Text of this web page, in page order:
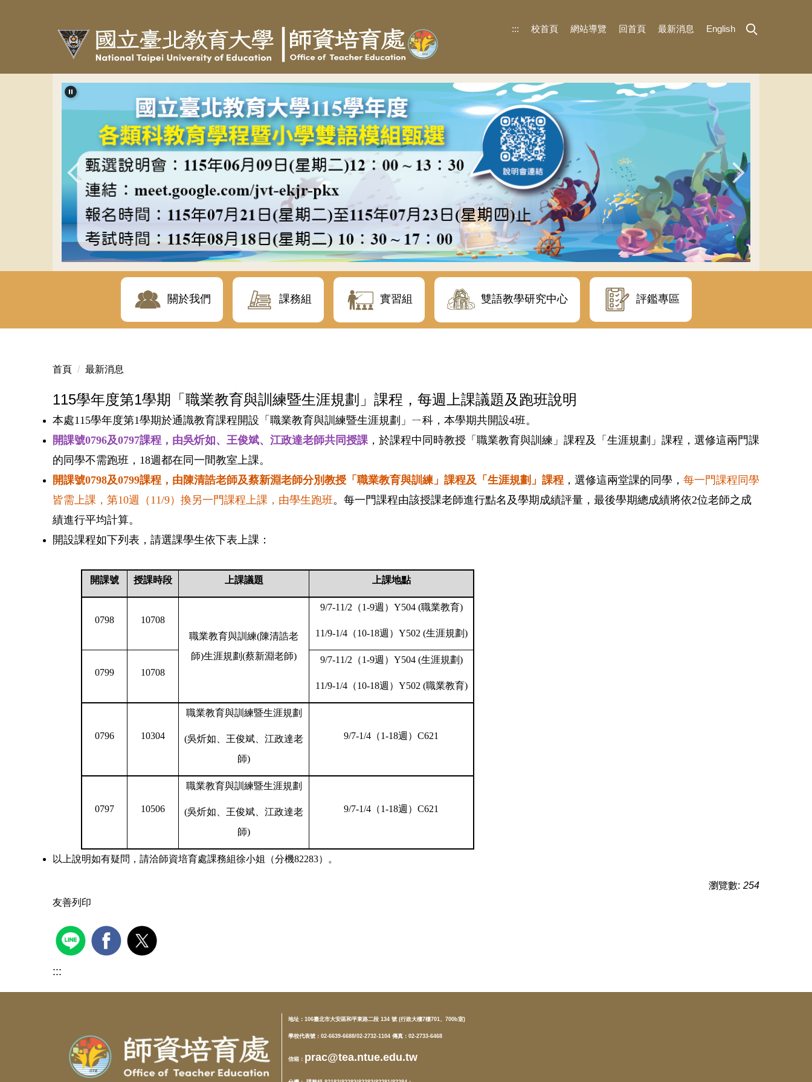
::: 校首頁 網站導覽 回首頁 最新消息 English
教程甄選banner
關於我們 課務組 實習組 雙語教學研究中心 評鑑專區
首頁 最新消息
115學年度第1學期「職業教育與訓練暨生涯規劃」課程，每週上課議題及跑班說明
本處115學年度第1學期於通識教育課程開設「職業教育與訓練暨生涯規劃」ㄧ科，本學期共開設4班。
開課號0796及0797課程，由吳炘如、王俊斌、江政達老師共同授課，於課程中同時教授「職業教育與訓練」課程及「生涯規劃」課程，選修這兩門課
的同學不需跑班， 18週都在同一間教室上課。
開課號0798及0799課程，由陳清誥老師及蔡新淵老師分別教授「職業教育與訓練」課程及「生涯規劃」課程 ，選修這兩堂課的同學， 每一門課程同學
皆需上課，第10週 （ 11/9） 換另一門課程上課，由學生跑班。每一門課程由該授課老師進行點名及學期成績評量，最後學期總成績將依2位老師之成
績進行平均計算。
開設課程如下列表，請選課學生依下表上課：
開課號 授課時段 上課議題 上課地點
0798
10708
職業教育與訓練(陳清誥老
師)生涯規劃(蔡新淵老師)
9/7-11/2 （1-9週） Y504 (職業教育)
11/9-1/4（10-18週） Y502 (生涯規劃)
0799 10708
9/7-11/2 （1-9週） Y504 (生涯規劃)
11/9-1/4（10-18週） Y502 (職業教育)
0796 10304
職業教育與訓練暨生涯規劃
(吳炘如、王俊斌、江政達老
師)
9/7-1/4 （1-18週） C621
0797 10506
職業教育與訓練暨生涯規劃
(吳炘如、王俊斌、江政達老
師)
9/7-1/4 （1-18週） C621
以上說明如有疑問，請洽師資培育處課務組徐小姐（分機82283）。
瀏覽數: 254
友善列印
:::
地址： 106臺北市大安區和平東路二段 134 號 (行政大樓7樓701、700b室)
學校代表號：02-6639-6688/02-2732-1104 傳真：02-2733-6468
信箱 ： prac@tea.ntue.edu.tw